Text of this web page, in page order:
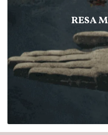
RESA